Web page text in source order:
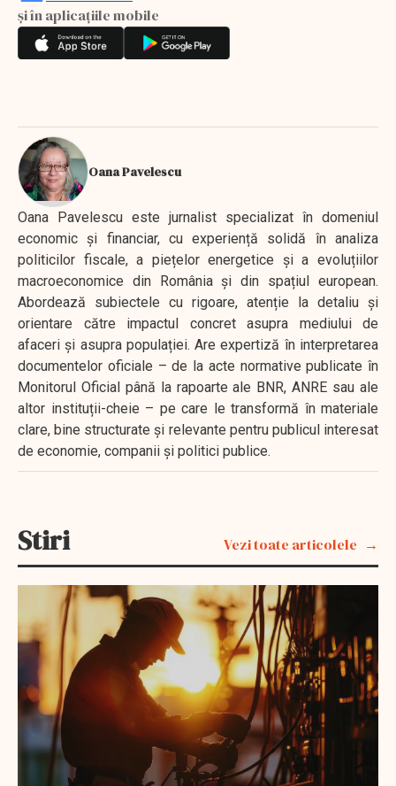
și în aplicațiile mobile
Oana Pavelescu
Oana Pavelescu este jurnalist specializat în domeniul
economic și financiar, cu experiență solidă în analiza
politicilor fiscale, a piețelor energetice și a evoluțiilor
macroeconomice din România și din spațiul european.
Abordează subiectele cu rigoare, atenție la detaliu și
orientare către impactul concret asupra mediului de
afaceri și asupra populației. Are expertiză în interpretarea
documentelor oficiale – de la acte normative publicate în
Monitorul Oficial până la rapoarte ale BNR, ANRE sau ale
altor instituții-cheie – pe care le transformă în materiale
clare, bine structurate și relevante pentru publicul interesat
de economie, companii și politici publice.
Stiri Vezi toate articolele